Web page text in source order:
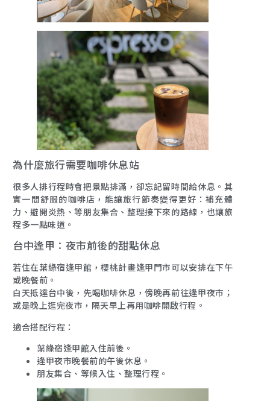
為什麼旅行需要咖啡休息站
很多人排行程時會把景點排滿，卻忘記留時間給休息。其
實一間舒服的咖啡店，能讓旅行節奏變得更好：補充體
力、避開炎熱、等朋友集合、整理接下來的路線，也讓旅
程多一點味道。
台中逢甲：夜市前後的甜點休息
若住在葉綠宿逢甲館，櫻桃計畫逢甲門市可以安排在下午
或晚餐前。
白天抵達台中後，先喝咖啡休息，傍晚再前往逢甲夜市；
或是晚上逛完夜市，隔天早上再用咖啡開啟行程。
適合搭配行程：
葉綠宿逢甲館入住前後。
逢甲夜市晚餐前的午後休息。
朋友集合、等候入住、整理行程。